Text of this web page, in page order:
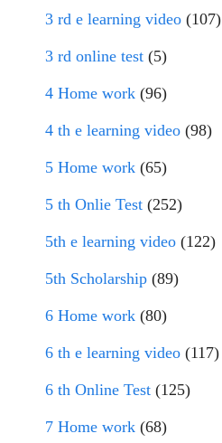
3 rd e learning video (107)
3 rd online test (5)
4 Home work (96)
4 th e learning video (98)
5 Home work (65)
5 th Onlie Test (252)
5th e learning video (122)
5th Scholarship (89)
6 Home work (80)
6 th e learning video (117)
6 th Online Test (125)
7 Home work (68)